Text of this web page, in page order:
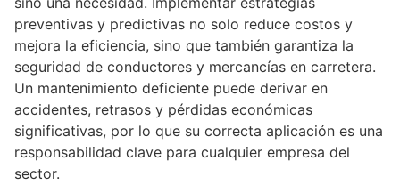
preventivas y predictivas no solo reduce costos y
mejora la eficiencia, sino que también garantiza la
seguridad de conductores y mercancías en carretera.
Un mantenimiento deficiente puede derivar en
accidentes, retrasos y pérdidas económicas
significativas, por lo que su correcta aplicación es una
responsabilidad clave para cualquier empresa del
sector.